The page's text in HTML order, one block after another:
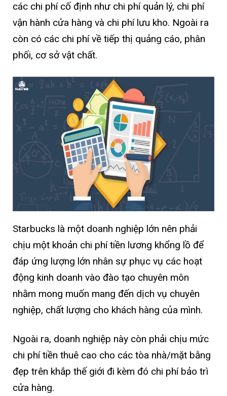
các chi phí cố định như chi phí quản lý, chi phí
vận hành cửa hàng và chi phí lưu kho. Ngoài ra
còn có các chi phí về tiếp thị quảng cáo, phân
phối, cơ sở vật chất.
Starbucks là một doanh nghiệp lớn nên phải
chịu một khoản chi phí tiền lương khổng lồ để
đáp ứng lượng lớn nhân sự phục vụ các hoạt
động kinh doanh vào đào tạo chuyên môn
nhằm mong muốn mang đến dịch vụ chuyên
nghiệp, chất lượng cho khách hàng của mình.
Ngoài ra, doanh nghiệp này còn phải chịu mức
chi phí tiền thuê cao cho các tòa nhà/mặt bằng
đẹp trên khắp thế giới đi kèm đó chi phí bảo trì
cửa hàng.